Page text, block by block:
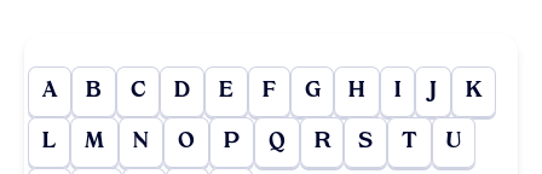
A B C D E F G H I J K
L M N O P Q R S T U